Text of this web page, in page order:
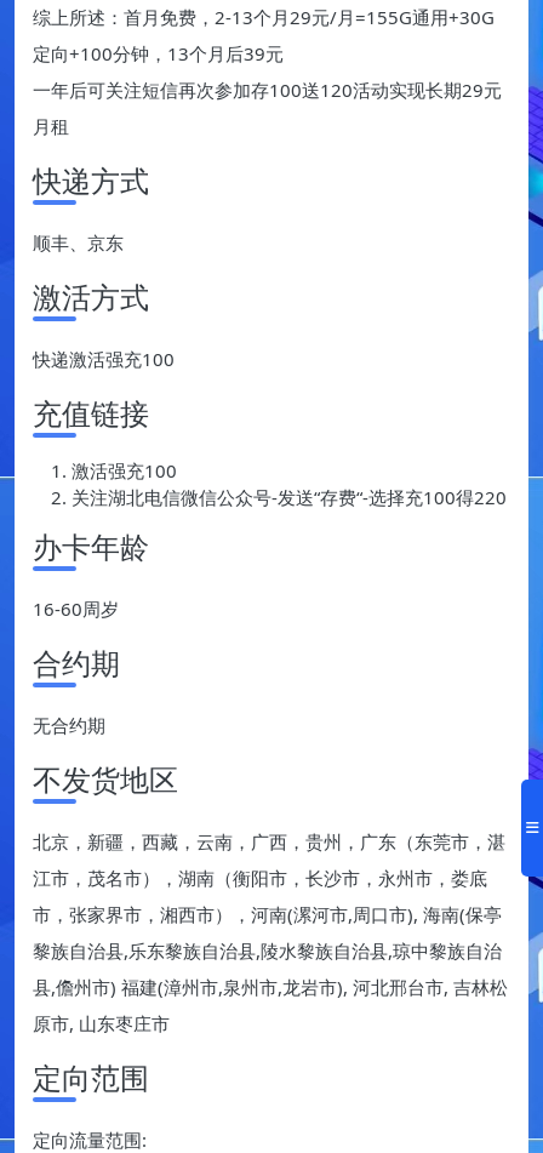
综上所述：首月免费，2-13个月29元/月=155G通用+30G
定向+100分钟，13个月后39元
一年后可关注短信再次参加存100送120活动实现长期29元
月租
快递方式
顺丰、京东
激活方式
快递激活强充100
充值链接
激活强充100
关注湖北电信微信公众号-发送“存费“-选择充100得220
办卡年龄
16-60周岁
合约期
无合约期
不发货地区
北京，新疆，西藏，云南，广西，贵州，广东（东莞市，湛
江市，茂名市），湖南（衡阳市，长沙市，永州市，娄底
市，张家界市，湘西市），河南(漯河市,周口市), 海南(保亭
黎族自治县,乐东黎族自治县,陵水黎族自治县,琼中黎族自治
县,儋州市) 福建(漳州市,泉州市,龙岩市), 河北邢台市, 吉林松
原市, 山东枣庄市
定向范围
定向流量范围: